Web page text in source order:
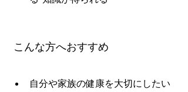
こんな方へおすすめ
自分や家族の健康を大切にしたい